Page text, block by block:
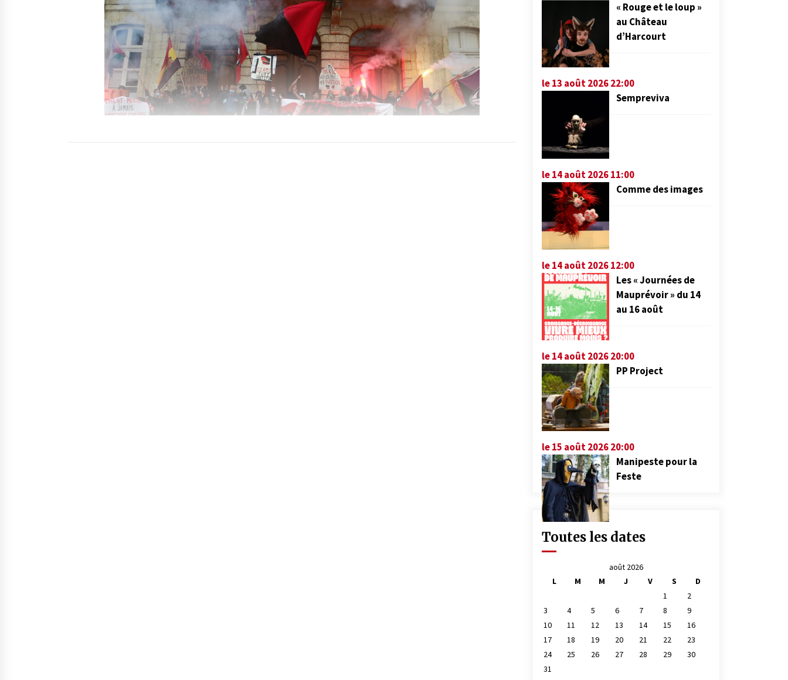
« Rouge et le loup »
au Château
d’Harcourt
le 13 août 2026 22:00
Sempreviva
le 14 août 2026 11:00
Comme des images
le 14 août 2026 12:00
Les « Journées de
Mauprévoir » du 14
au 16 août
le 14 août 2026 20:00
PP Project
le 15 août 2026 20:00
Manipeste pour la
Feste
Toutes les dates
août 2026
L
M M J V S
D
1
2
3
4 5 6 7 8
9
10
11 12 13 14 15
16
17
18 19 20 21 22
23
24
25 26 27 28 29
30
31